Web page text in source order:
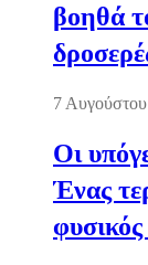
βοηθά
7
Οι
Ένας